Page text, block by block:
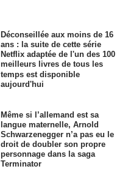
Déconseillée aux moins de 16
ans : la suite de cette série
Netflix adaptée de l'un des 100
meilleurs livres de tous les
temps est disponible
aujourd'hui
Même si l’allemand est sa
langue maternelle, Arnold
Schwarzenegger n’a pas eu le
droit de doubler son propre
personnage dans la saga
Terminator